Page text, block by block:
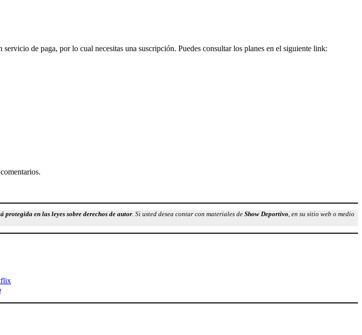
servicio de paga, por lo cual necesitas una suscripción. Puedes consultar los planes en el siguiente link:
protegida en las leyes sobre derechos de autor. Si usted desea contar con materiales de Show Deportivo, en su sitio web o medio